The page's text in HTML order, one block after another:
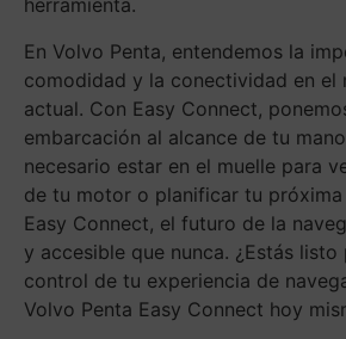
herramienta.
En Volvo Penta, entendemos la
comodidad y la conectividad en el
actual. Con Easy Connect,
embarcación al alcance de tu
necesario estar en el muelle para
de tu motor o planificar tu próxima
Easy Connect, el futuro de la
y accesible que nunca. ¿Estás
control de tu experiencia de
Volvo Penta Easy Connect hoy